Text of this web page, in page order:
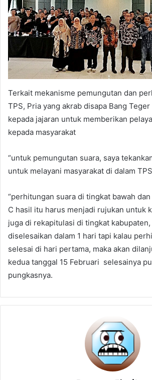
Terkait mekanisme pemungutan dan
TPS, Pria yang akrab disapa Bang
kepada jajaran untuk memberikan
kepada masyarakat
“untuk pemungutan suara, saya
untuk melayani masyarakat di dalam
“perhitungan suara di tingkat bawah
C hasil itu harus menjadi rujukan untuk
juga di rekapitulasi di tingkat
diselesaikan dalam 1 hari tapi kalau
selesai di hari pertama, maka akan
kedua tanggal 15 Februari selesainya
pungkasnya.